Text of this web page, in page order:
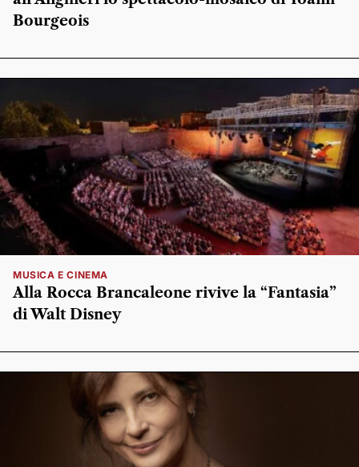
Bourgeois
MUSICA E CINEMA
Alla Rocca Brancaleone rivive la “Fantasia”
di Walt Disney